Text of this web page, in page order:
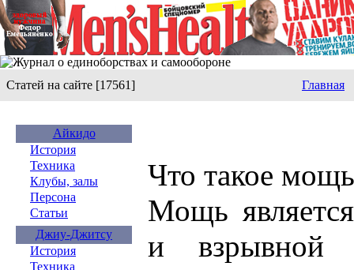
Статей на сайте [17561] Главная
Айкидо
История
Техника
Клубы, залы
Персона
Статьи
Джиу-Джитсу
История
Техника
Что такое
Мощь
и взрывной